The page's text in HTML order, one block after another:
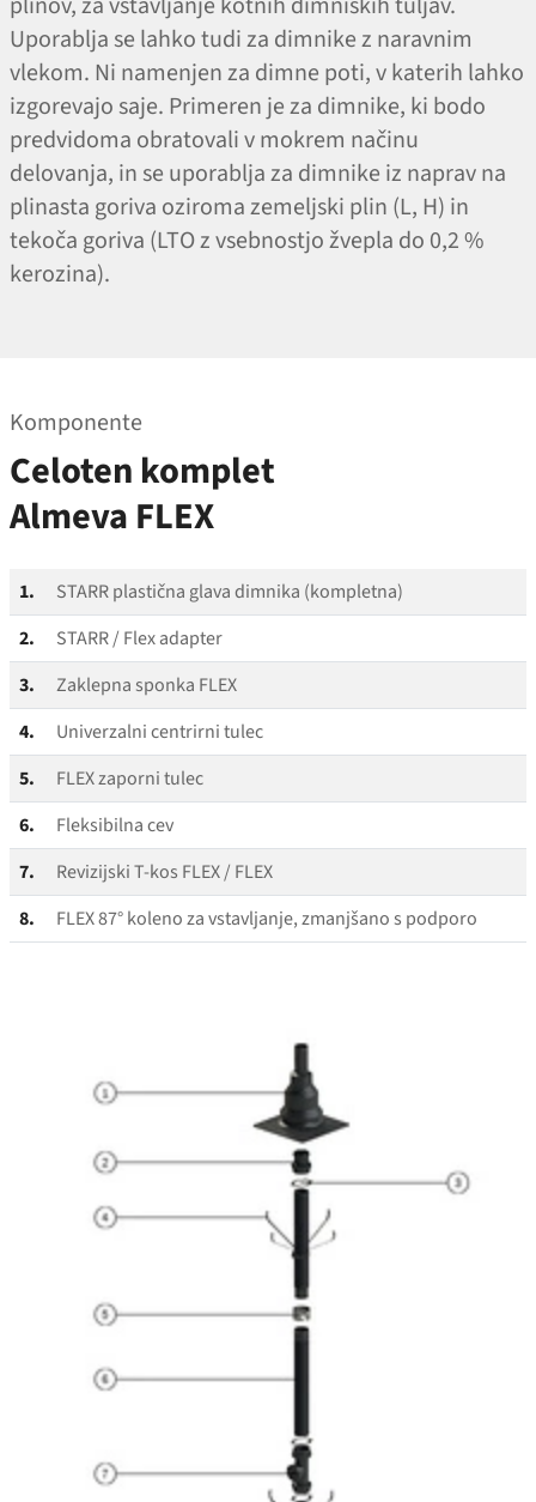
Uporablja se lahko tudi za dimnike z naravnim
vlekom. Ni namenjen za dimne poti, v katerih lahko
izgorevajo saje. Primeren je za dimnike, ki bodo
predvidoma obratovali v mokrem načinu
delovanja, in se uporablja za dimnike iz naprav na
plinasta goriva oziroma zemeljski plin (L, H) in
tekoča goriva (LTO z vsebnostjo žvepla do 0,2 %
kerozina).
Komponente
Celoten komplet
Almeva FLEX
1.
STARR plastična glava dimnika (kompletna)
2.
STARR / Flex adapter
3.
Zaklepna sponka FLEX
4.
Univerzalni centrirni tulec
5.
FLEX zaporni tulec
6.
Fleksibilna cev
7.
Revizijski T‑kos FLEX / FLEX
8.
FLEX 87° koleno za vstavljanje, zmanjšano s podporo